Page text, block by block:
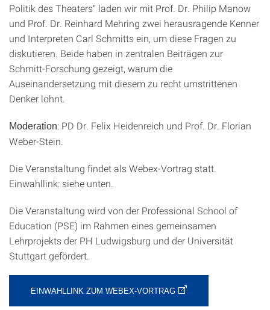
Politik des Theaters“ laden wir mit Prof. Dr. Philip Manow
und Prof. Dr. Reinhard Mehring zwei herausragende Kenner
und Interpreten Carl Schmitts ein, um diese Fragen zu
diskutieren. Beide haben in zentralen Beiträgen zur
Schmitt-Forschung gezeigt, warum die
Auseinandersetzung mit diesem zu recht umstrittenen
Denker lohnt.
Moderation: PD Dr. Felix Heidenreich und Prof. Dr. Florian
Weber-Stein.
Die Veranstaltung findet als Webex-Vortrag statt.
Einwahllink: siehe unten.
Die Veranstaltung wird von der Professional School of
Education (PSE) im Rahmen eines gemeinsamen
Lehrprojekts der PH Ludwigsburg und der Universität
Stuttgart gefördert.
EINWAHLLINK ZUM WEBEX-VORTRAG